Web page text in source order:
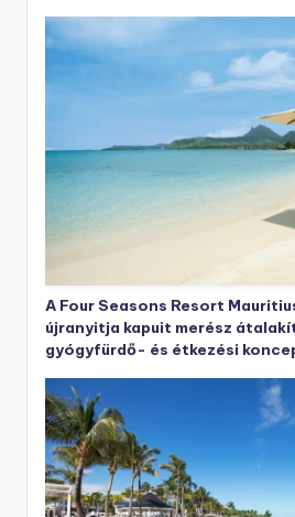
A Four Seasons Resort
újranyitja kapuit merész
gyógyfürdő- és étkezési